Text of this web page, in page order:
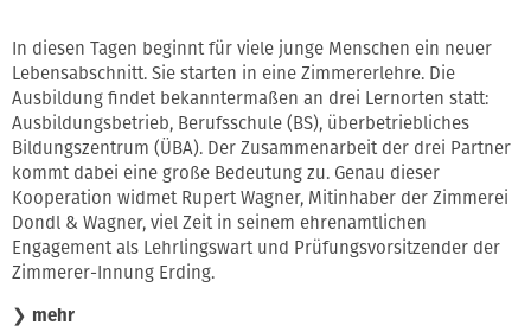
In diesen Tagen beginnt für viele junge Menschen ein neuer
Lebensabschnitt. Sie starten in eine Zimmererlehre. Die
Ausbildung findet bekanntermaßen an drei Lernorten statt:
Ausbildungsbetrieb, Berufsschule (BS), überbetriebliches
Bildungszentrum (ÜBA). Der Zusammenarbeit der drei Partner
kommt dabei eine große Bedeutung zu. Genau dieser
Kooperation widmet Rupert Wagner, Mitinhaber der Zimmerei
Dondl & Wagner, viel Zeit in seinem ehrenamtlichen
Engagement als Lehrlingswart und Prüfungsvorsitzender der
Zimmerer-Innung Erding.
❯ mehr